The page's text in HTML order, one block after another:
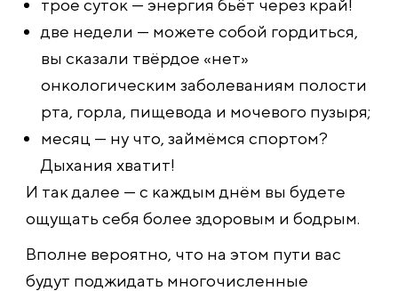
трое суток — энергия бьёт через край!
две недели — можете собой гордиться,
вы сказали твёрдое «нет»
онкологическим заболеваниям полости
рта, горла, пищевода и мочевого пузыря;
месяц — ну что, займёмся спортом?
Дыхания хватит!
И так далее — с каждым днём вы будете
ощущать себя более здоровым и бодрым.
Вполне вероятно, что на этом пути вас
будут поджидать многочисленные